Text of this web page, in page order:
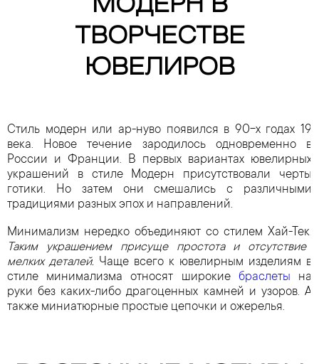
МОДЕРН В
ТВОРЧЕСТВЕ
ЮВЕЛИРОВ
Стиль модерн или ар-нуво появился в 90-х годах 19
века. Новое течение зародилось одновременно в
России и Франции. В первых вариантах ювелирных
украшений в стиле Модерн присутствовали черты
готики. Но затем они смешались с различными
традициями разных эпох и направлений.
Минимализм нередко объединяют со стилем Хай-Тек.
Таким украшением присуще простота и отсутствие
мелких деталей. Чаще всего к ювелирным изделиям в
стиле минимализма относят широкие браслеты на
руки без каких-либо драгоценных камней и узоров. А
также миниатюрные простые цепочки и ожерелья.